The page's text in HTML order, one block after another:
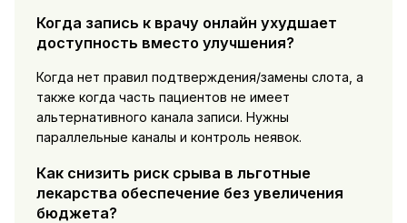
Когда запись к врачу онлайн ухудшает
доступность вместо улучшения?
Когда нет правил подтверждения/замены слота, а
также когда часть пациентов не имеет
альтернативного канала записи. Нужны
параллельные каналы и контроль неявок.
Как снизить риск срыва в льготные
лекарства обеспечение без увеличения
бюджета?